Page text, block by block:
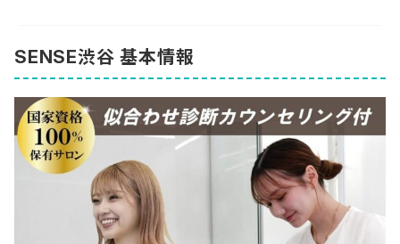
SENSE渋谷 基本情報